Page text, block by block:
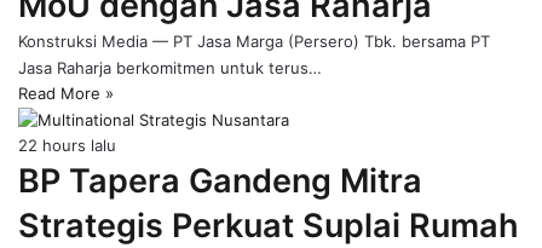
Konstruksi Media — PT Jasa Marga (Persero) Tbk. bersama PT
Jasa Raharja berkomitmen untuk terus…
Read More »
22 hours lalu
BP Tapera Gandeng Mitra
Strategis Perkuat Suplai Rumah